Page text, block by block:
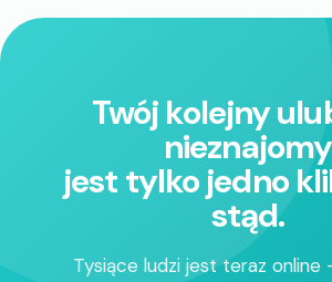
Twój kolejny
nieznajomy
jest tylko jedno
stąd.
Tysiące ludzi jest teraz online